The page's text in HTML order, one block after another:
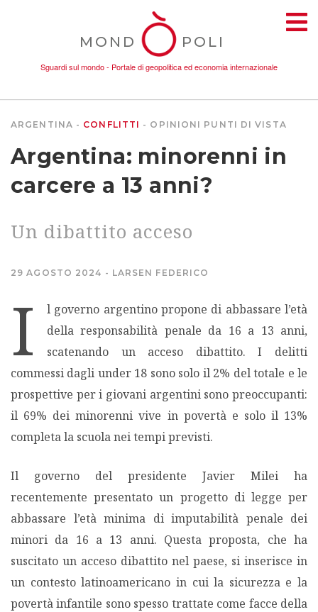
MOND POLI
Sguardi sul mondo - Portale di geopolitica ed economia internazionale
AMBIENTE
ECONOMIA
PUNTI DI VISTA
SGUARDI E VOCI
MONDO IN CIFRE
ARGENTINA CONFLITTI OPINIONI PUNTI DI VISTA
Argentina: minorenni in
carcere a 13 anni?
Un dibattito acceso
29 AGOSTO 2024 LARSEN FEDERICO
I
l governo argentino propone di abbassare l’età
della responsabilità penale da 16 a 13 anni,
scatenando un acceso dibattito. I delitti
commessi dagli under 18 sono solo il 2% del totale e le
prospettive per i giovani argentini sono preoccupanti:
il 69% dei minorenni vive in povertà e solo il 13%
completa la scuola nei tempi previsti.
Il governo del presidente Javier Milei ha
recentemente presentato un progetto di legge per
abbassare l’età minima di imputabilità penale dei
minori da 16 a 13 anni. Questa proposta, che ha
suscitato un acceso dibattito nel paese, si inserisce in
un contesto latinoamericano in cui la sicurezza e la
povertà infantile sono spesso trattate come facce della